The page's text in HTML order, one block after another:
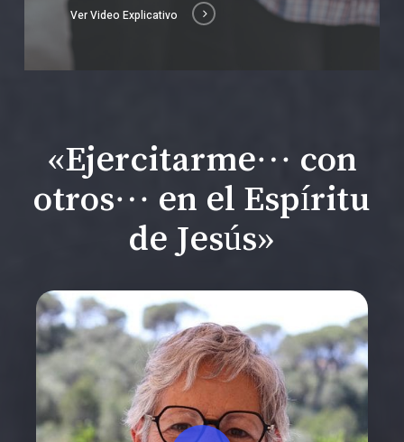
Ver Video Explicativo
«Ejercitarme… con
otros… en el Espíritu
de Jesús»
Play Video